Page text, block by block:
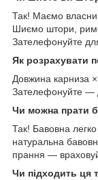
Так! Маємо
Шиємо штори,
Зателефонуйте
Як розрахувати
Довжина карниза ×
Зателефонуйте —
Чи можна прати
Так! Бавовна
натуральна
прання —
Чи підходить ця